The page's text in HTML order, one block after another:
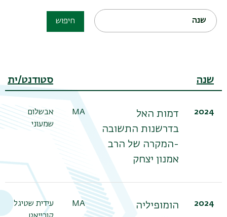
שנה חיפוש
שנה סטודנט/ית
2024
דמות האל
בדרשנות התשובה
-המקרה של הרב
אמנון יצחק
MA
אבשלום
שמעוני
2024
הומופיליה
MA
עידית שטיגל